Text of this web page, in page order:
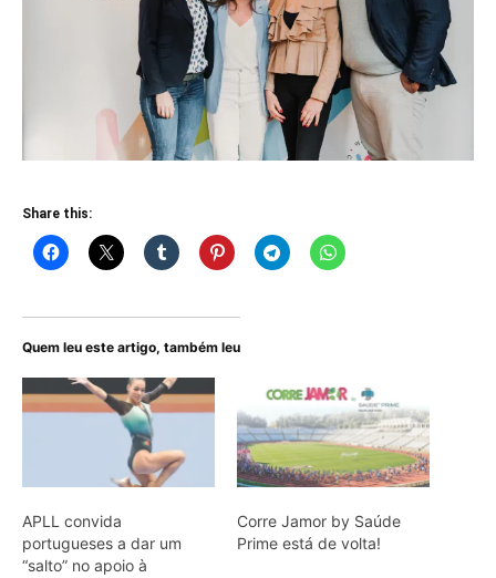
Share this:
Quem leu este artigo, também leu
APLL convida
portugueses a dar um
“salto” no apoio à
Corre Jamor by Saúde
Prime está de volta!